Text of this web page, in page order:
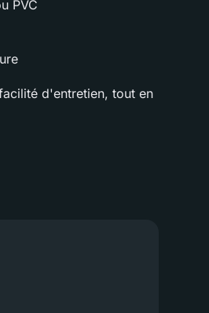
PVC
d'entretien, tout en